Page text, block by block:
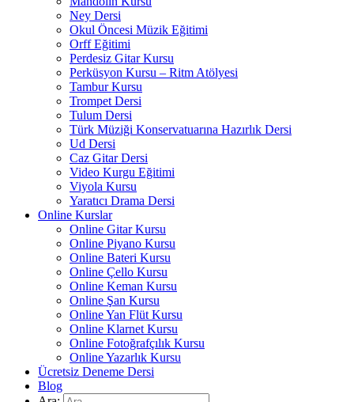
Ney Dersi
Okul Öncesi Müzik Eğitimi
Orff Eğitimi
Perdesiz Gitar Kursu
Perküsyon Kursu – Ritm Atölyesi
Tambur Kursu
Trompet Dersi
Tulum Dersi
Türk Müziği Konservatuarına Hazırlık Dersi
Ud Dersi
Caz Gitar Dersi
Video Kurgu Eğitimi
Viyola Kursu
Yaratıcı Drama Dersi
Online Kurslar
Online Gitar Kursu
Online Piyano Kursu
Online Bateri Kursu
Online Çello Kursu
Online Keman Kursu
Online Şan Kursu
Online Yan Flüt Kursu
Online Klarnet Kursu
Online Fotoğrafçılık Kursu
Online Yazarlık Kursu
Ücretsiz Deneme Dersi
Blog